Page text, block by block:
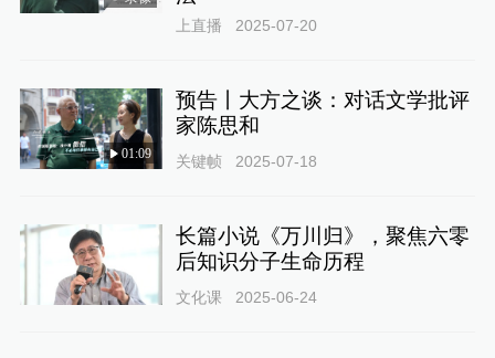
上直播 2025-07-20
01:09
预告丨大方之谈：对话文学批评
家陈思和
关键帧 2025-07-18
长篇小说《万川归》，聚焦六零
后知识分子生命历程
文化课 2025-06-24